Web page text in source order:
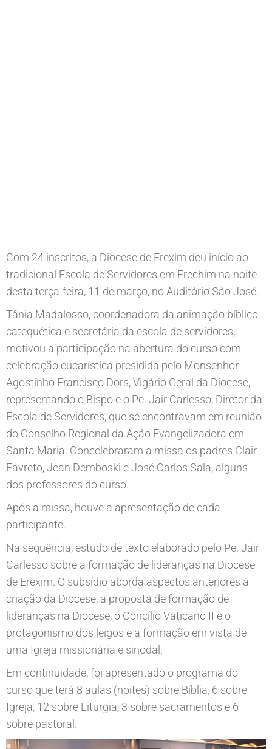
Com 24 inscritos, a Diocese de Erexim deu início ao
tradicional Escola de Servidores em Erechim na noite
desta terça-feira, 11 de março, no Auditório São José.
Tânia Madalosso, coordenadora da animação bíblico-
catequética e secretária da escola de servidores,
motivou a participação na abertura do curso com
celebração eucarística presidida pelo Monsenhor
Agostinho Francisco Dors, Vigário Geral da Diocese,
representando o Bispo e o Pe. Jair Carlesso, Diretor da
Escola de Servidores, que se encontravam em reunião
do Conselho Regional da Ação Evangelizadora em
Santa Maria. Concelebraram a missa os padres Clair
Favreto, Jean Demboski e José Carlos Sala, alguns
dos professores do curso.
Após a missa, houve a apresentação de cada
participante.
Na sequência, estudo de texto elaborado pelo Pe. Jair
Carlesso sobre a formação de lideranças na Diocese
de Erexim. O subsídio aborda aspectos anteriores à
criação da Diocese, a proposta de formação de
lideranças na Diocese, o Concílio Vaticano II e o
protagonismo dos leigos e a formação em vista de
uma Igreja missionária e sinodal.
Em continuidade, foi apresentado o programa do
curso que terá 8 aulas (noites) sobre Bíblia, 6 sobre
Igreja, 12 sobre Liturgia, 3 sobre sacramentos e 6
sobre pastoral.